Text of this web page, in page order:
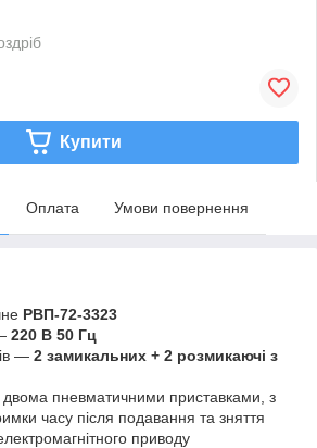
Купити
Оплата Умови повернення
РВП-72-3323
220 В 50 Гц
— 2 замикальних + 2 розмикаючі з
пневматичними приставками, з
часу після подавання та зняття
приводу